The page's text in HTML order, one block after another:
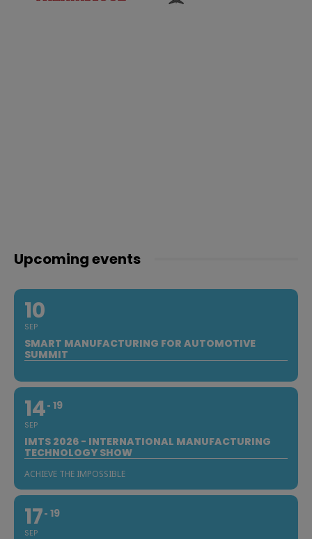
Upcoming events
10
SEP
SMART MANUFACTURING FOR AUTOMOTIVE
SUMMIT
14
SEP
19
IMTS 2026 - INTERNATIONAL MANUFACTURING
TECHNOLOGY SHOW
ACHIEVE THE IMPOSSIBLE
17
SEP
19